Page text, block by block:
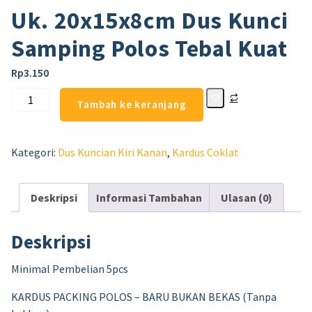
Uk. 20x15x8cm Dus Kunci
Samping Polos Tebal Kuat
Rp3.150
Tambah ke keranjang
Kategori: Dus Kuncian Kiri Kanan, Kardus Coklat
Deskripsi Informasi Tambahan Ulasan (0)
Deskripsi
Minimal Pembelian 5pcs
KARDUS PACKING POLOS – BARU BUKAN BEKAS (Tanpa